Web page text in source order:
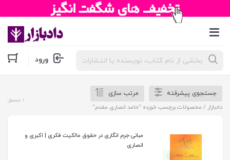
جستجوی
محصولات ورود
جستجوی پیشرفته
مرتب سازی
دادبازار / محصولات برچسب خورده “حامد انصاری مقدم”
1 محصول
مبانی جرم انگاری در حقوق مالکیت فکری | اکبری و
انصاری